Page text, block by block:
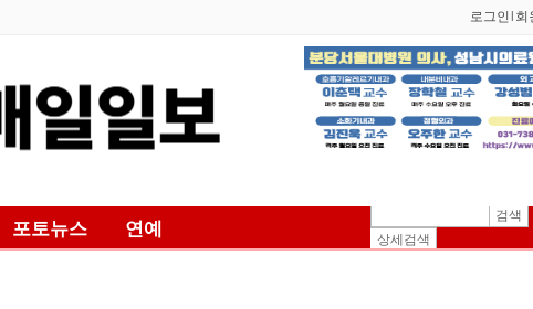
로그인 회
검색
상세검색
포토뉴스 연예